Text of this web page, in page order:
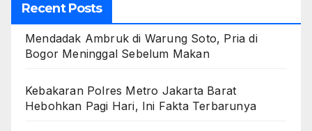
Recent Posts
Mendadak Ambruk di Warung Soto, Pria di
Bogor Meninggal Sebelum Makan
Kebakaran Polres Metro Jakarta Barat
Hebohkan Pagi Hari, Ini Fakta Terbarunya